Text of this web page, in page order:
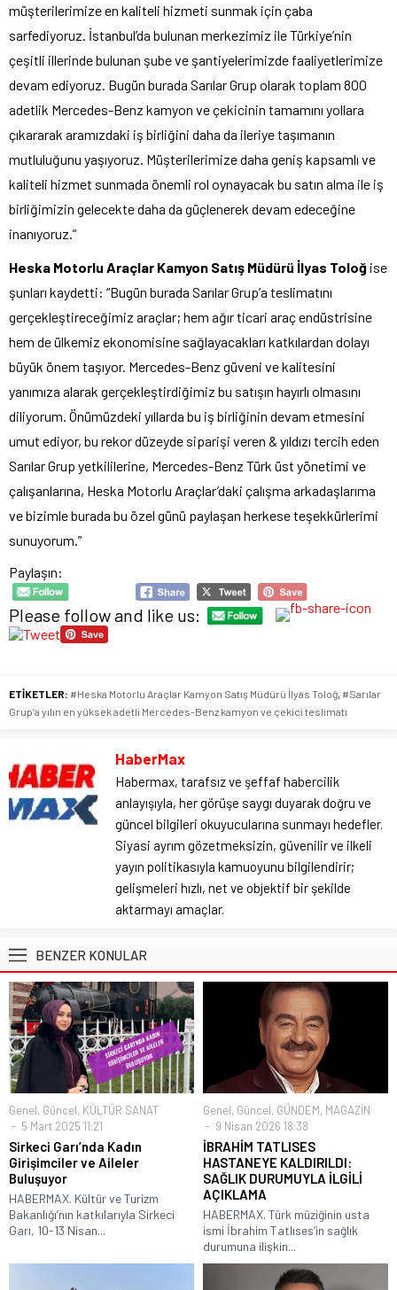
müşterilerimize en kaliteli hizmeti sunmak için çaba
sarfediyoruz. İstanbul’da bulunan merkezimiz ile Türkiye’nin
çeşitli illerinde bulunan şube ve şantiyelerimizde faaliyetlerimize
devam ediyoruz. Bugün burada Sarılar Grup olarak toplam 800
adetlik Mercedes-Benz kamyon ve çekicinin tamamını yollara
çıkararak aramızdaki iş birliğini daha da ileriye taşımanın
mutluluğunu yaşıyoruz. Müşterilerimize daha geniş kapsamlı ve
kaliteli hizmet sunmada önemli rol oynayacak bu satın alma ile iş
birliğimizin gelecekte daha da güçlenerek devam edeceğine
inanıyoruz.”
Heska Motorlu Araçlar Kamyon Satış Müdürü İlyas Toloğ ise
şunları kaydetti: “Bugün burada Sarılar Grup’a teslimatını
gerçekleştireceğimiz araçlar; hem ağır ticari araç endüstrisine
hem de ülkemiz ekonomisine sağlayacakları katkılardan dolayı
büyük önem taşıyor. Mercedes-Benz güveni ve kalitesini
yanımıza alarak gerçekleştirdiğimiz bu satışın hayırlı olmasını
diliyorum. Önümüzdeki yıllarda bu iş birliğinin devam etmesini
umut ediyor, bu rekor düzeyde siparişi veren & yıldızı tercih eden
Sarılar Grup yetkililerine, Mercedes-Benz Türk üst yönetimi ve
çalışanlarına, Heska Motorlu Araçlar’daki çalışma arkadaşlarıma
ve bizimle burada bu özel günü paylaşan herkese teşekkürlerimi
sunuyorum.”
Paylaşın:
Please follow and like us:
ETİKETLER: #Heska Motorlu Araçlar Kamyon Satış Müdürü İlyas Toloğ, #Sarılar
Grup’a yılın en yüksek adetli Mercedes-Benz kamyon ve çekici teslimatı
HaberMax
Habermax, tarafsız ve şeffaf habercilik
anlayışıyla, her görüşe saygı duyarak doğru ve
güncel bilgileri okuyucularına sunmayı hedefler.
Siyasi ayrım gözetmeksizin, güvenilir ve ilkeli
yayın politikasıyla kamuoyunu bilgilendirir;
gelişmeleri hızlı, net ve objektif bir şekilde
aktarmayı amaçlar.
BENZER KONULAR
Genel, Güncel, KÜLTÜR SANAT
5 Mart 2025 11:21
Sirkeci Garı’nda Kadın
Girişimciler ve Aileler
Buluşuyor
HABERMAX. Kültür ve Turizm
Bakanlığı’nın katkılarıyla Sirkeci
Garı, 10-13 Nisan...
Genel, Güncel, GÜNDEM, MAGAZİN
9 Nisan 2026 18:38
İBRAHİM TATLISES
HASTANEYE KALDIRILDI:
SAĞLIK DURUMUYLA İLGİLİ
AÇIKLAMA
HABERMAX. Türk müziğinin usta
ismi İbrahim Tatlıses’in sağlık
durumuna ilişkin...